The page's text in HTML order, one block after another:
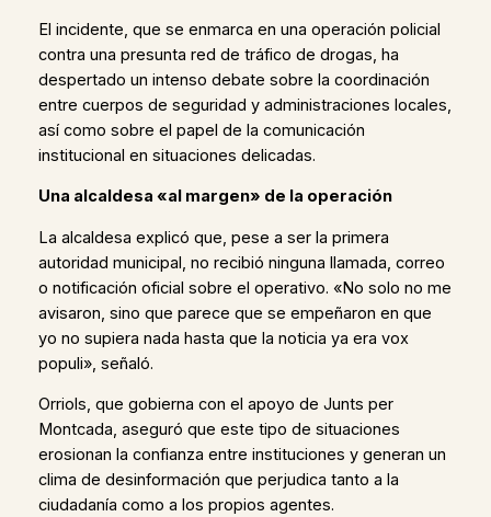
El incidente, que se enmarca en una operación policial
contra una presunta red de tráfico de drogas, ha
despertado un intenso debate sobre la coordinación
entre cuerpos de seguridad y administraciones locales,
así como sobre el papel de la comunicación
institucional en situaciones delicadas.
Una alcaldesa «al margen» de la operación
La alcaldesa explicó que, pese a ser la primera
autoridad municipal, no recibió ninguna llamada, correo
o notificación oficial sobre el operativo. «No solo no me
avisaron, sino que parece que se empeñaron en que
yo no supiera nada hasta que la noticia ya era vox
populi», señaló.
Orriols, que gobierna con el apoyo de Junts per
Montcada, aseguró que este tipo de situaciones
erosionan la confianza entre instituciones y generan un
clima de desinformación que perjudica tanto a la
ciudadanía como a los propios agentes.